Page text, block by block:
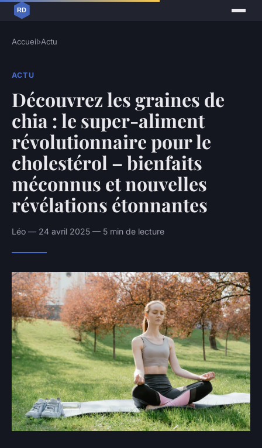
Accueil›Actu
ACTU
Découvrez les graines de
chia : le super-aliment
révolutionnaire pour le
cholestérol – bienfaits
méconnus et nouvelles
révélations étonnantes
Léo — 24 avril 2025 — 5 min de lecture